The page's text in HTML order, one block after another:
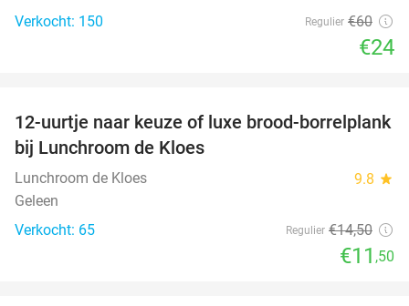
Verkocht: 150
Regulier €60
€24
21%
12-uurtje naar keuze of luxe brood-borrelplank
bij Lunchroom de Kloes
Lunchroom de Kloes 9.8 star
Geleen
Verkocht: 65
Regulier €14,50
€11 ,50